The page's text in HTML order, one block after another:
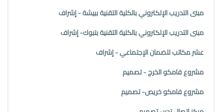
مبنى التدريب الإلكتروني بالكلية التقنية ببيشة - إشراف
مبنى التدريب الإلكتروني بالكلية التقنية بتبوك- إشراف
عشر مكاتب للضمان الإجتماعي - إشراف
مشروع فامكو الخرج - تصميم
مشروع فامكو خريص- تصميم